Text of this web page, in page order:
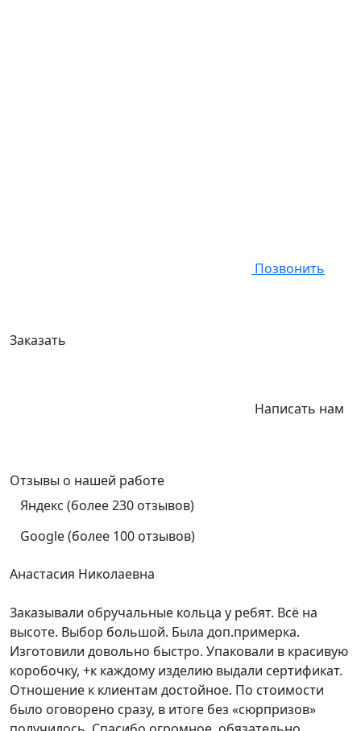
Позвонить
Заказать
Написать нам
Отзывы о нашей работе
Яндекс (более 230 отзывов)
Google (более 100 отзывов)
Анастасия Николаевна
Заказывали обручальные кольца у ребят. Всё на
высоте. Выбор большой. Была доп.примерка.
Изготовили довольно быстро. Упаковали в красивую
коробочку, +к каждому изделию выдали сертификат.
Отношение к клиентам достойное. По стоимости
было оговорено сразу, в итоге без «сюрпризов»